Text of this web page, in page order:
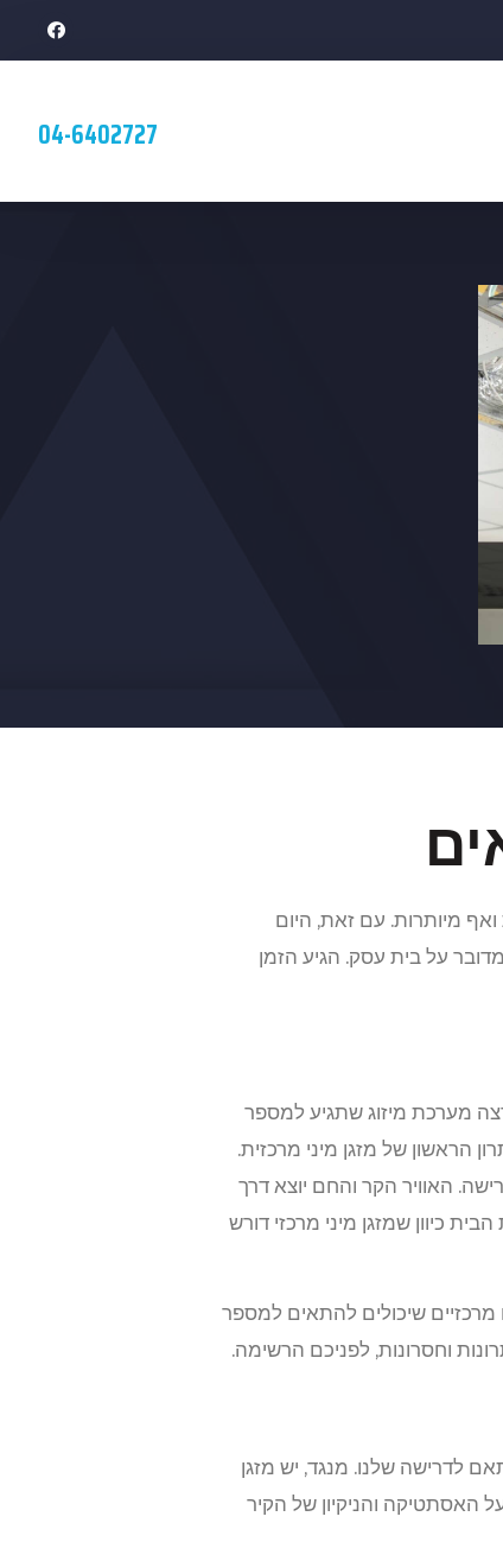
04-6402727
מיותרות. עם זאת, היום
על בית עסק. הגיע הזמן
מערכת מיזוג שתגיע למספר
הראשון של מזגן מיני מרכזית.
האוויר הקר והחם יוצא דרך
כיוון שמזגן מיני מרכזי דורש
מרכזיים שיכולים להתאים למספר
וחסרונות, לפניכם הרשימה.
לדרישה שלנו. מנגד, יש מזגן
האסתטיקה והניקיון של הקיר